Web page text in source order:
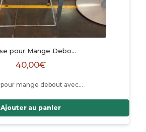
pour Mange Debo…
40,00€
pour mange debout avec…
Ajouter au panier